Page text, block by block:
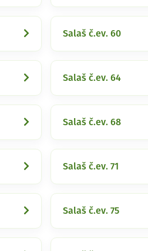
Salaš č.ev. 60
Salaš č.ev. 64
Salaš č.ev. 68
Salaš č.ev. 71
Salaš č.ev. 75